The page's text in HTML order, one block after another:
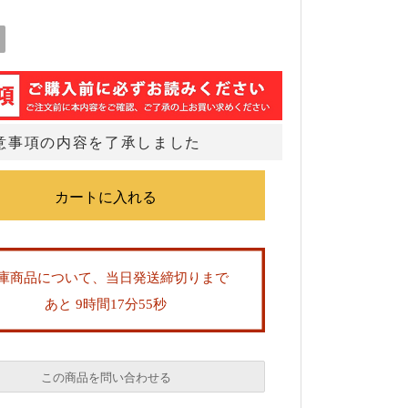
事項の内容を了承しました
商品について、当日発送締切りまで
あと 9時間17分55秒
この商品を問い合わせる